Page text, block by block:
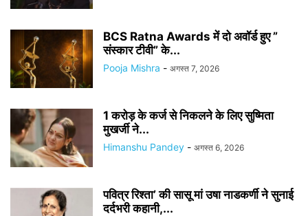
BCS Ratna Awards में दो अवॉर्ड हुए ”
संस्कार टीवी” के...
Pooja Mishra - अगस्त 7, 2026
1 करोड़ के कर्ज से निकलने के लिए सुष्मिता
मुखर्जी ने...
Himanshu Pandey - अगस्त 6, 2026
पवित्र रिश्ता’ की सासू मां उषा नाडकर्णी ने सुनाई
दर्दभरी कहानी,...